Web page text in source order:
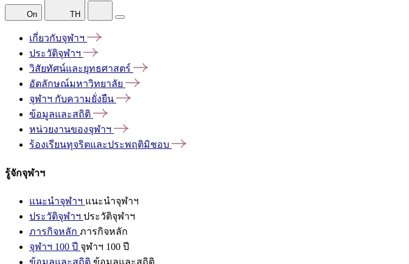
On TH
เกี่ยวกับจุฬาฯ
ประวัติจุฬาฯ
วิสัยทัศน์และยุทธศาสตร์
อัตลักษณ์มหาวิทยาลัย
จุฬาฯ กับความยั่งยืน
ข้อมูลและสถิติ
หน่วยงานของจุฬาฯ
ร้องเรียนทุจริตและประพฤติมิชอบ
รู้จักจุฬาฯ
แนะนำจุฬาฯ แนะนำจุฬาฯ
ประวัติจุฬาฯ ประวัติจุฬาฯ
ภารกิจหลัก ภารกิจหลัก
จุฬาฯ 100 ปี จุฬาฯ 100 ปี
ข้อมูลและสถิติ ข้อมูลและสถิติ